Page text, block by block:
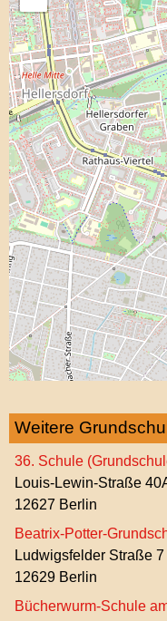
Weitere
36. Schule
Louis-Lewin-Straße
12627 Berlin
Beatrix-Potter-
Ludwigsfelder Straße 7
12629 Berlin
Bücherwurm-Schule